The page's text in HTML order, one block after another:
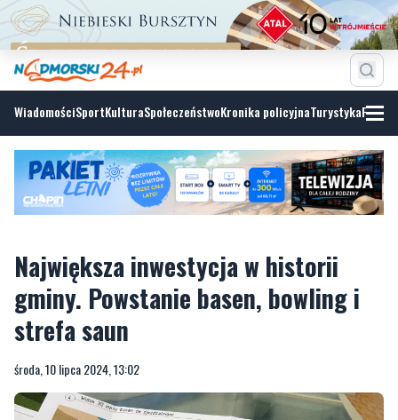
WiadomościSportKulturaSpołeczeństwoKronika policyjnaTurystyka
Największa inwestycja w historii
strefa saun
środa, 10 lipca 2024, 13:02